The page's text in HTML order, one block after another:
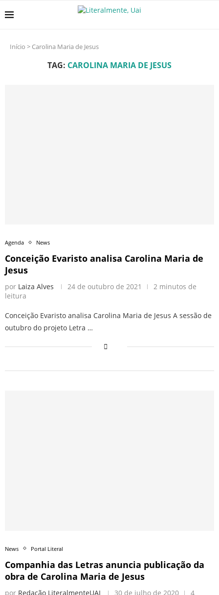
Início > Carolina Maria de Jesus
TAG: CAROLINA MARIA DE JESUS
Agenda News
Conceição Evaristo analisa Carolina Maria de
Jesus
por Laiza Alves 24 de outubro de 2021
2 minutos de
leitura
Conceição Evaristo analisa Carolina Maria de Jesus A sessão de
outubro do projeto Letra …
News Portal Literal
Companhia das Letras anuncia publicação da
obra de Carolina Maria de Jesus
por Redação LiteralmenteUAI 30 de julho de 2020
4